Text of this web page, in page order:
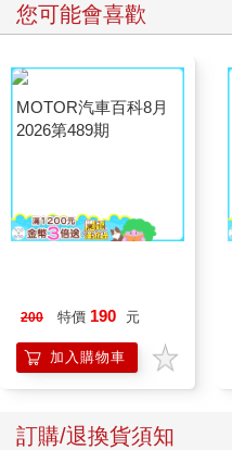
您可能會喜歡
200 特價 190 元
加入購物車
訂購/退換貨須知